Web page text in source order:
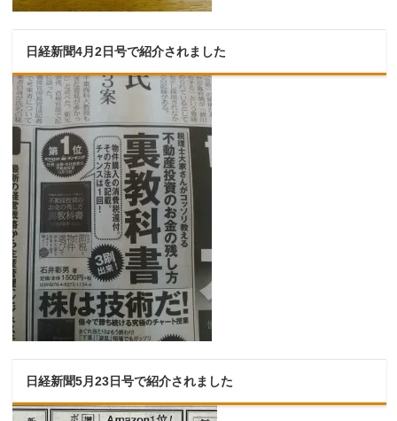
日経新聞4月2日号で紹介されました
日経新聞5月23日号で紹介されました